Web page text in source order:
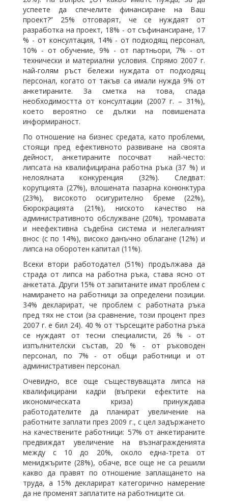
успеете да спечелите финансиране на Ваш
проект?” 25% отговарят, че се нуждаят от
разработка на проект, 18% - от съфинансиране, 17
% - от консултация, 14% - от подходящ персонал,
10% - от обучение, 9% - от партньори, 7% - от
технически и материални условия. Спрямо 2007 г.
най-голям ръст бележи нуждата от подходящ
персонал, когато от такъв са имали нужда 9% от
анкетираните. За сметка на това, спада
необходимостта от консултации (2007 г. – 31%),
което вероятно се дължи на повишената
информираност.
По отношение на бизнес средата, като проблеми,
стоящи пред ефективното развиване на своята
дейност, анкетираните посочват най-често:
липсата на квалифицирана работна ръка (37 %) и
нелоялната конкуренция (32%). Следват:
корупцията (27%), влошената пазарна конюнктура
(23%), високото осигурително бреме (22%),
бюрокрацията (21%), ниското качество на
административното обслужване (20%), тромавата
и неефективна съдебна система и нелегалният
внос (с по 14%), високо данъчно облагане (12%) и
липса на оборотен капитал (11%).
Всеки втори работодател (51%) продължава да
страда от липса на работна ръка, става ясно от
анкетата. Други 15% от запитаните имат проблем с
намирането на работници за определени позиции.
34% декларират, че проблем с работната ръка
пред тях не стои (за сравнение, този процент през
2007 г. е бил 24). 40 % от търсещите работна ръка
се нуждаят от тесни специалисти, 26 % - от
изпълнителски състав, 20 % - от ръководен
персонал, по 7% - от общи работници и от
административен персонал.
Очевидно, все още съществуващата липса на
квалифицирани кадри (въпреки ефектите на
икономическата криза) принуждава
работодателите да планират увеличение на
работните заплати през 2009 г., с цел задържането
на качествените работници: 57% от анкетираните
предвиждат увеличение на възнагражденията
между с 10 до 20%, около една-трета от
мениджърите (28%), обаче, все още не са решили
какво да правят по отношение заплащането на
труда, а 15% декларират категорично намерение
да не променят заплатите на работниците си.